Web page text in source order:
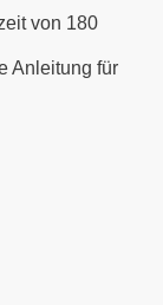
von 180
Anleitung für